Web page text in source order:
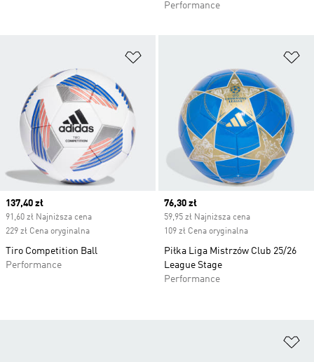
Performance
Current price
137,40 zł
91,60 zł Najniższa cena
229 zł Cena oryginalna
Tiro Competition Ball
Performance
Current price
76,30 zł
59,95 zł Najniższa cena
109 zł Cena oryginalna
Piłka Liga Mistrzów Club 25/26
League Stage
Performance